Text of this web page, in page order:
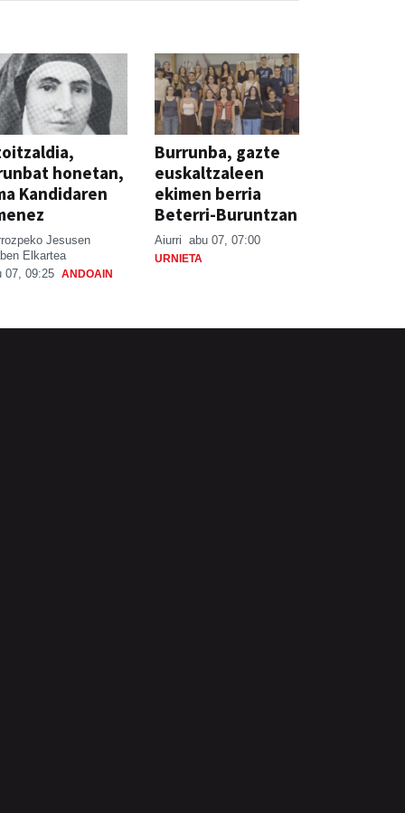
honetan,
Kandidaren
Jesusen
Elkartea
07, 09:25 ANDOAIN
Burrunba, gazte
euskaltzaleen
ekimen berria
Beterri-Buruntzan
Aiurri abu 07, 07:00
URNIETA